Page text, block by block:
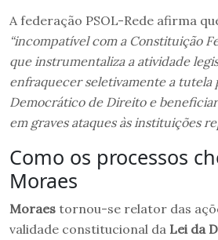
A federação PSOL-Rede afirma
“incompatível com a Constituição
que instrumentaliza a atividade
enfraquecer seletivamente a tutela
Democrático de Direito e
em graves ataques às instituições
Como os processos
Moraes
Moraes tornou-se relator das
validade constitucional da Lei da